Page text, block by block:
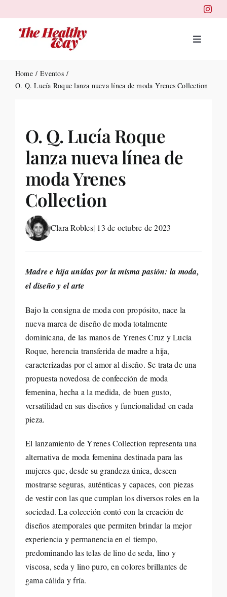
to
content
Toggle
Search
Home
Eventos
O. Q. Lucía Roque lanza nueva línea de moda Yrenes Collection
O. Q. Lucía Roque
lanza nueva línea de
moda Yrenes
Collection
Clara Robles| 13 de octubre de 2023
Madre e hija unidas por la misma pasión: la moda,
el diseño y el arte
Bajo la consigna de moda con propósito, nace la
nueva marca de diseño de moda totalmente
dominicana, de las manos de Yrenes Cruz y Lucía
Roque, herencia transferida de madre a hija,
caracterizadas por el amor al diseño. Se trata de una
propuesta novedosa de confección de moda
femenina, hecha a la medida, de buen gusto,
versatilidad en sus diseños y funcionalidad en cada
pieza.
El lanzamiento de Yrenes Collection representa una
alternativa de moda femenina destinada para las
mujeres que, desde su grandeza única, deseen
mostrarse seguras, auténticas y capaces, con piezas
de vestir con las que cumplan los diversos roles en la
sociedad. La colección contó con la creación de
diseños atemporales que permiten brindar la mejor
experiencia y permanencia en el tiempo,
predominando las telas de lino de seda, lino y
viscosa, seda y lino puro, en colores brillantes de
gama cálida y fría.